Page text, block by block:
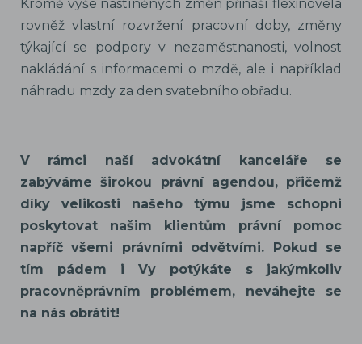
Kromě výše nastíněných změn přináší flexinovela
rovněž vlastní rozvržení pracovní doby, změny
týkající se podpory v nezaměstnanosti, volnost
nakládání s informacemi o mzdě, ale i například
náhradu mzdy za den svatebního obřadu.
V rámci naší advokátní kanceláře se
zabýváme širokou právní agendou, přičemž
díky velikosti našeho týmu jsme schopni
poskytovat našim klientům právní pomoc
napříč všemi právními odvětvími. Pokud se
tím pádem i Vy potýkáte s jakýmkoliv
pracovněprávním problémem, neváhejte se
na nás obrátit!